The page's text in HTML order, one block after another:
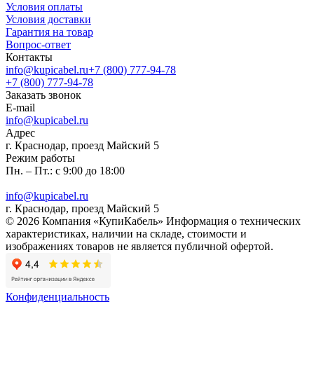
Условия оплаты
Условия доставки
Гарантия на товар
Вопрос-ответ
Контакты
info@kupicabel.ru+7 (800) 777-94-78
+7 (800) 777-94-78
Заказать звонок
E-mail
info@kupicabel.ru
Адрес
г. Краснодар, проезд Майский 5
Режим работы
Пн. – Пт.: с 9:00 до 18:00
info@kupicabel.ru
г. Краснодар, проезд Майский 5
© 2026 Компания «КупиКабель» Информация о технических
характеристиках, наличии на складе, стоимости и
изображениях товаров не является публичной офертой.
Конфиденциальность